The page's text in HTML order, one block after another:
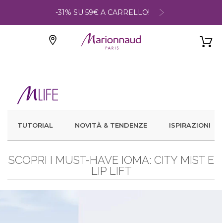
-31% SU 59€ A CARRELLO!
TUTORIAL NOVITÀ & TENDENZE ISPIRAZIONI
SCOPRI I MUST-HAVE IOMA: CITY MIST E
LIP LIFT